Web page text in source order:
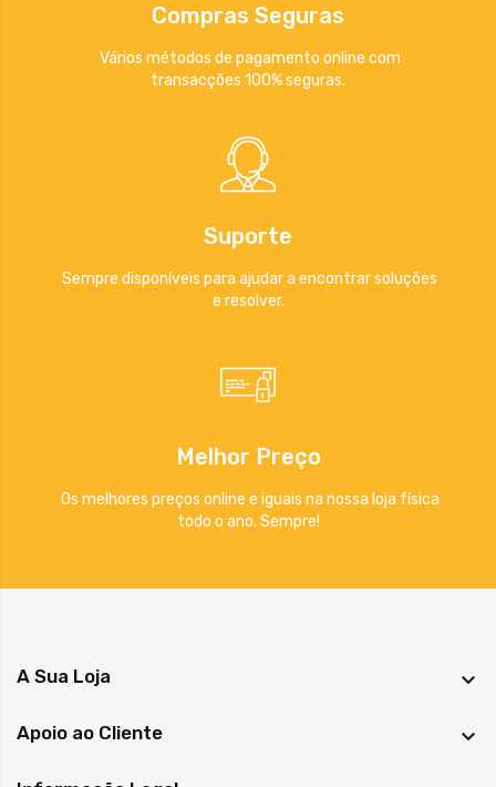
Compras Seguras
Vários métodos de pagamento online com
transacções 100% seguras.
Suporte
Sempre disponíveis para ajudar a encontrar soluções
e resolver.
Melhor Preço
Os melhores preços online e iguais na nossa loja física
todo o ano. Sempre!
A Sua Loja 
Apoio ao Cliente 